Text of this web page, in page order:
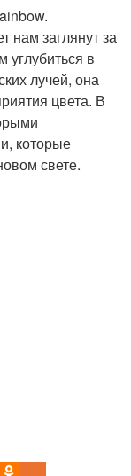
нам заглянут за
углубиться в
лучей, она
цвета. В
которые
свете.